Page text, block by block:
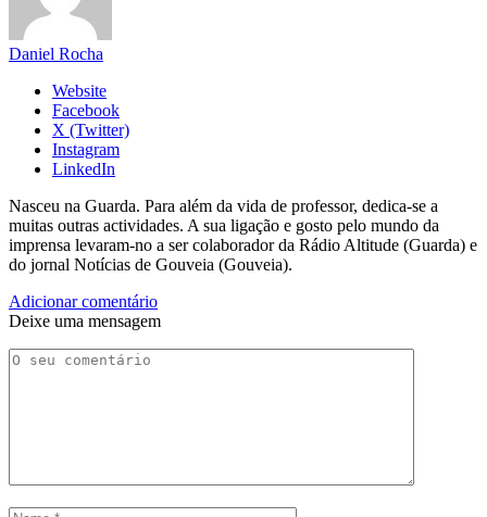
Daniel Rocha
Website
Facebook
X (Twitter)
Instagram
LinkedIn
Nasceu na Guarda. Para além da vida de professor, dedica-se a
muitas outras actividades. A sua ligação e gosto pelo mundo da
imprensa levaram-no a ser colaborador da Rádio Altitude (Guarda) e
do jornal Notícias de Gouveia (Gouveia).
Adicionar comentário
Deixe uma mensagem